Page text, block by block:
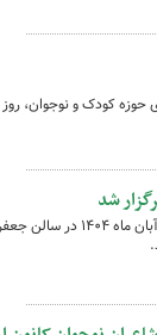
شد
نشست ادبی «دو پنجره» با حضور طیبه شامانی، شاعر کودک و نوجوان، روز پنج‌شنبه ۲۲ آبان ماه ۱۴۰۴ در